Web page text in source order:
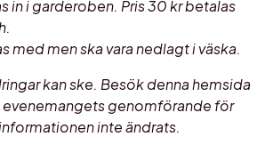
in i garderoben. Pris 30 kr betalas
med men ska vara nedlagt i väska.
kan ske. Besök denna hemsida
evenemangets genomförande för
inte ändrats.